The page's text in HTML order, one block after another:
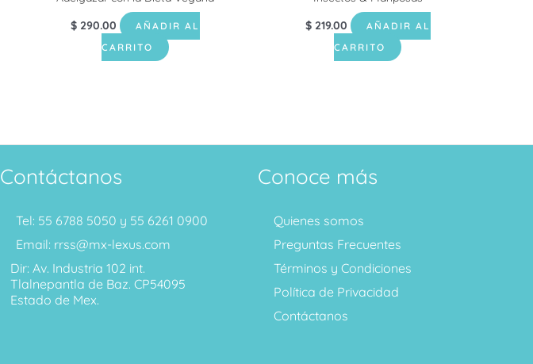
$ 290.00
AÑADIR AL
CARRITO
$219.00
AÑADIR AL
CARRITO
Contáctanos
Tel: 55 6788 5050 y 55 6261 0900
Email: rrss@mx-lexus.com
Dir: Av. Industria 102 int.
Tlalnepantla de Baz. CP54095
Estado de Mex.
Conoce más
Quienes somos
Preguntas Frecuentes
Términos y Condiciones
Política de Privacidad
Contáctanos